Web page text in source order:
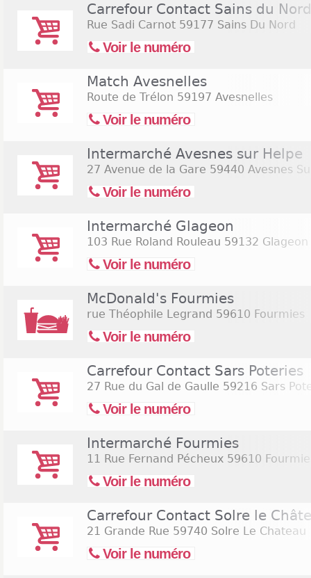
Carrefour Contact Sains du Nord
Rue Sadi Carnot 59177 Sains Du Nord
Voir le numéro
Match Avesnelles
Route de Trélon 59197 Avesnelles
Voir le numéro
Intermarché Avesnes sur Helpe
27 Avenue de la Gare 59440 Avesnes
Voir le numéro
Intermarché Glageon
103 Rue Roland Rouleau 59132 Glageon
Voir le numéro
McDonald's Fourmies
rue Théophile Legrand 59610 Fourmies
Voir le numéro
Carrefour Contact Sars Poteries
27 Rue du Gal de Gaulle 59216 Sars
Voir le numéro
Intermarché Fourmies
11 Rue Fernand Pécheux 59610
Voir le numéro
Carrefour Contact Solre le
21 Grande Rue 59740 Solre Le Chateau
Voir le numéro